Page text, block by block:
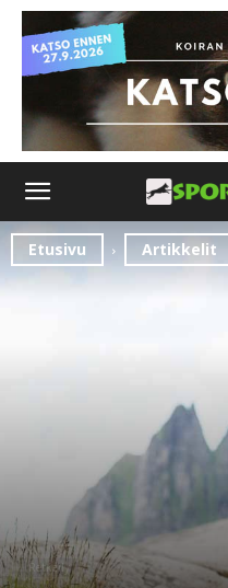
Etusivu Artikkelit
Retkeily